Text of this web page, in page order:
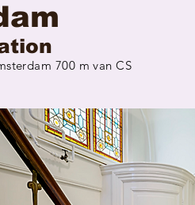
700 m van CS